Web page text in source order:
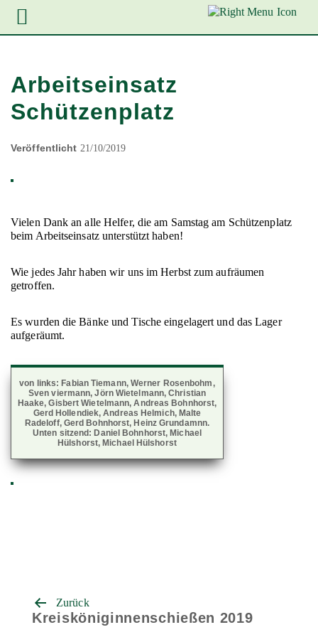
Arbeitseinsatz
Schützenplatz
Veröffentlicht 21/10/2019
Vielen Dank an alle Helfer, die am Samstag am Schützenplatz
beim Arbeitseinsatz unterstützt haben!
Wie jedes Jahr haben wir uns im Herbst zum aufräumen
getroffen.
Es wurden die Bänke und Tische eingelagert und das Lager
aufgeräumt.
von links: Fabian Tiemann, Werner Rosenbohm,
Sven viermann, Jörn Wietelmann, Christian
Haake, Gisbert Wietelmann, Andreas Bohnhorst,
Gerd Hollendiek, Andreas Helmich, Malte
Radeloff, Gerd Bohnhorst, Heinz Grundamnn.
Unten sitzend: Daniel Bohnhorst, Michael
Hülshorst, Michael Hülshorst
Beitrags-
Navigation
Zurück
Kreisköniginnenschießen 2019